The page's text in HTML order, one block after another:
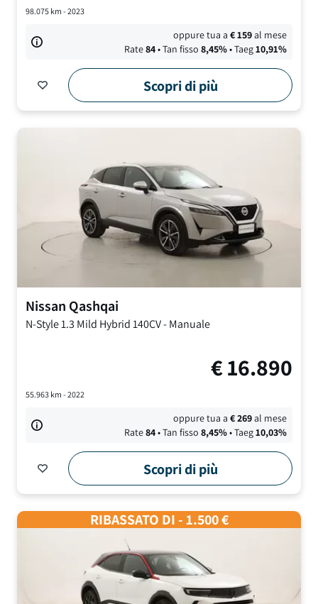
98.075km - 2023
oppure tua a€159al mese
Rate84• Tan fisso 8,45%• Taeg10,91%
Scopri di più
Nissan Qashqai
N-Style1.3 Mild Hybrid 140CV-Manuale
€16.890
55.963km - 2022
oppure tua a€269al mese
Rate84• Tan fisso 8,45%• Taeg10,03%
Scopri di più
RIBASSATO DI - 1.500 €